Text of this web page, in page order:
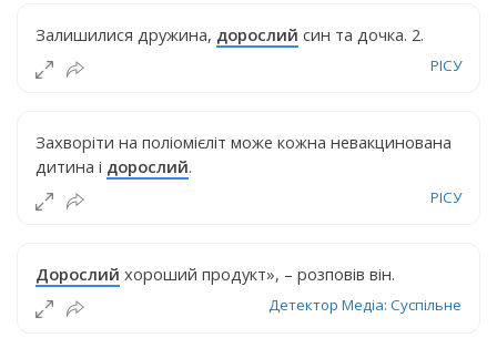
Залишилися дружина, дорослий син та дочка. 2.
РІСУ
Захворіти на поліомієліт може кожна невакцинована
дитина і дорослий.
РІСУ
Дорослий хороший продукт», – розповів він.
Детектор Медіа: Суспільне